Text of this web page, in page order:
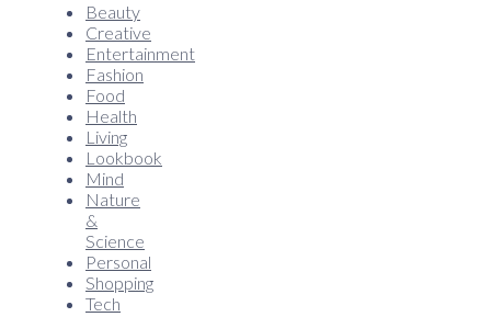
Beauty
Creative
Entertainment
Fashion
Food
Health
Living
Lookbook
Mind
Nature
&
Science
Personal
Shopping
Tech